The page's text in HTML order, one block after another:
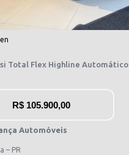
Total Flex Highline Automático
R$ 105.900,00
Automóveis
– PR